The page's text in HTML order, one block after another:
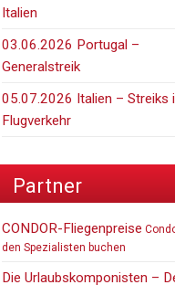
Italien
03.06.2026 Portugal –
Generalstreik
05.07.2026 Italien – Streiks
Flugverkehr
Partner
CONDOR-Fliegenpreise
den Spezialisten buchen
Die Urlaubskomponisten –